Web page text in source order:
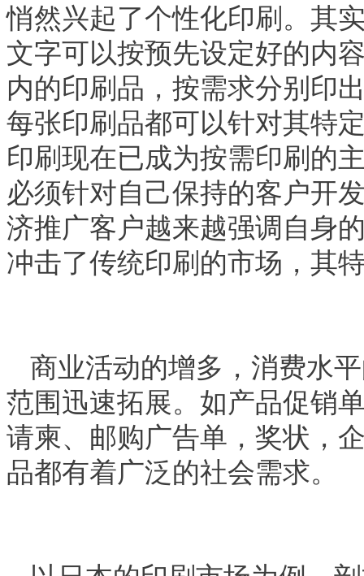
悄然兴起了个性化印刷。其
文字可以按预先设定好的内
内的印刷品，按需求分别印
每张印刷品都可以针对其特
印刷现在已成为按需印刷的
必须针对自己保持的客户开
济推广客户越来越强调自身
冲击了传统印刷的市场，其
商业活动的增多，消费水
范围迅速拓展。如产品促销
请柬、邮购广告单，奖状，
品都有着广泛的社会需求。